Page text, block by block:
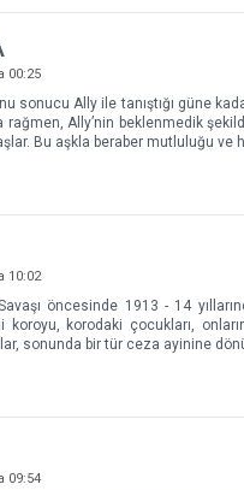
00:25
sonucu Ally ile tanıştığı güne
rağmen, Ally’nin beklenmedik
Bu aşkla beraber mutluluğu ve
10:02
öncesinde 1913 - 14
koroyu, korodaki çocukları,
sonunda bir tür ceza ayinine
09:54